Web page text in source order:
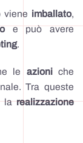
viene imballato,
e può avere
.
le azioniche
Tra queste
larealizzazione